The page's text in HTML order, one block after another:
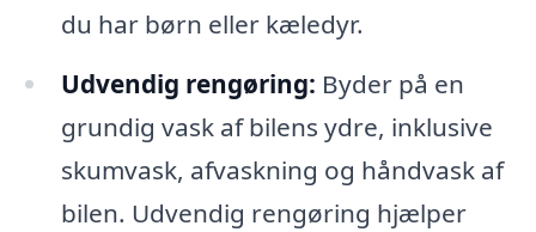
du har børn eller kæledyr.
Udvendig rengøring: Byder på en
grundig vask af bilens ydre, inklusive
skumvask, afvaskning og håndvask af
bilen. Udvendig rengøring hjælper